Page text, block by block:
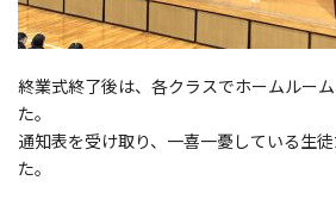
終業式終了後は、各クラスでホームルー
た。
通知表を受け取り、一喜一憂している生
た。